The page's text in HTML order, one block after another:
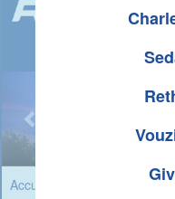
Accueil »